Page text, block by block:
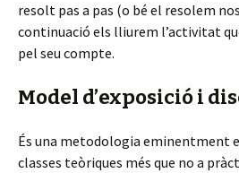
resolt pas a pas (o bé el resolem
continuació els lliurem l’activitat
pel seu compte.
Model d’exposició i
És una metodologia eminentment
classes teòriques més que no a